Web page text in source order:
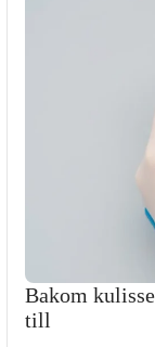
Bakom
till